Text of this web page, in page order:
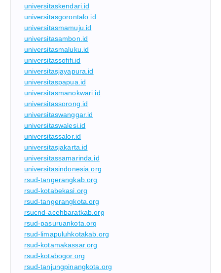
universitaskendari.id
universitasgorontalo.id
universitasmamuju.id
universitasambon.id
universitasmaluku.id
universitassofifi.id
universitasjayapura.id
universitaspapua.id
universitasmanokwari.id
universitassorong.id
universitaswanggar.id
universitaswalesi.id
universitassalor.id
universitasjakarta.id
universitassamarinda.id
universitasindonesia.org
rsud-tangerangkab.org
rsud-kotabekasi.org
rsud-tangerangkota.org
rsucnd-acehbaratkab.org
rsud-pasuruankota.org
rsud-limapuluhkotakab.org
rsud-kotamakassar.org
rsud-kotabogor.org
rsud-tanjungpinangkota.org